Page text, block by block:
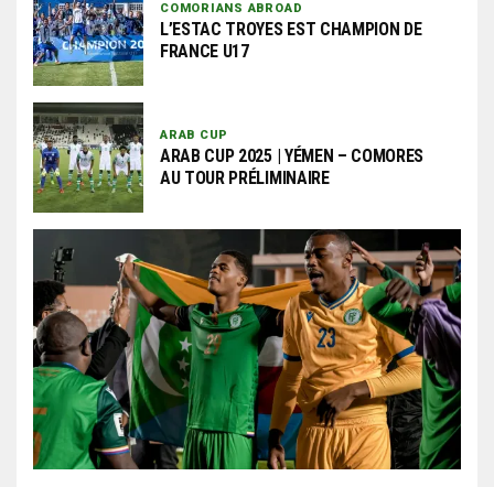
COMORIANS ABROAD
L’ESTAC TROYES EST CHAMPION DE
FRANCE U17
ARAB CUP
ARAB CUP 2025 | YÉMEN – COMORES
AU TOUR PRÉLIMINAIRE